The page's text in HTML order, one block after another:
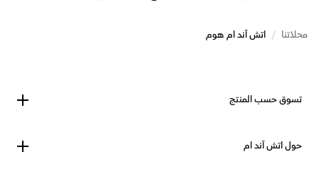
محلاتنا / اتش آند ام هوم
تسوق حسب المنتج
حول اتش آند ام